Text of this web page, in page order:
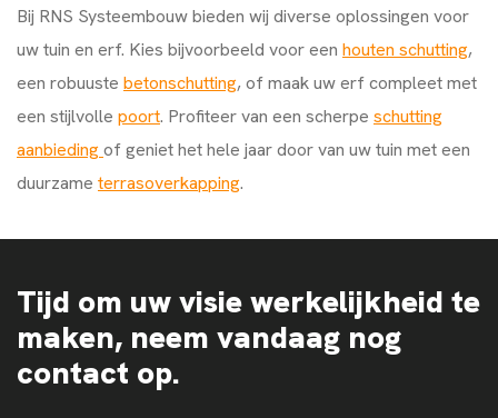
Bij RNS Systeembouw bieden wij diverse oplossingen voor
uw tuin en erf. Kies bijvoorbeeld voor een houten schutting,
een robuuste betonschutting, of maak uw erf compleet met
een stijlvolle poort. Profiteer van een scherpe schutting
aanbiedingof geniet het hele jaar door van uw tuin met een
duurzame terrasoverkapping.
Tijd om uw visie werkelijkheid te
maken, neem vandaag nog
contact op.